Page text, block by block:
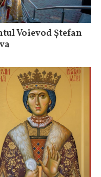
Voievod Ștefan